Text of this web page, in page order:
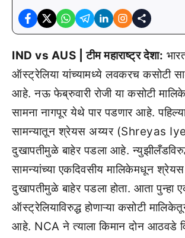
IND vs AUS | टीम महाराष्ट्र देशा:
ऑस्ट्रेलिया यांच्यामध्ये लवकरच कसोटी
आहे. नऊ फेब्रुवारी रोजी या कसोटी
सामना नागपूर येथे पार पडणार आहे.
सामन्यातून श्रेयस अय्यर (Shreyas
दुखापतीमुळे बाहेर पडला आहे.
सामन्यांच्या एकदिवसीय मालिकेमधून श्रेयस
दुखापतीमुळे बाहेर पडला होता. आता पुन्हा
ऑस्ट्रेलियाविरुद्ध होणाऱ्या कसोटी
आहे. NCA ने त्याला किमान दोन आठवडे